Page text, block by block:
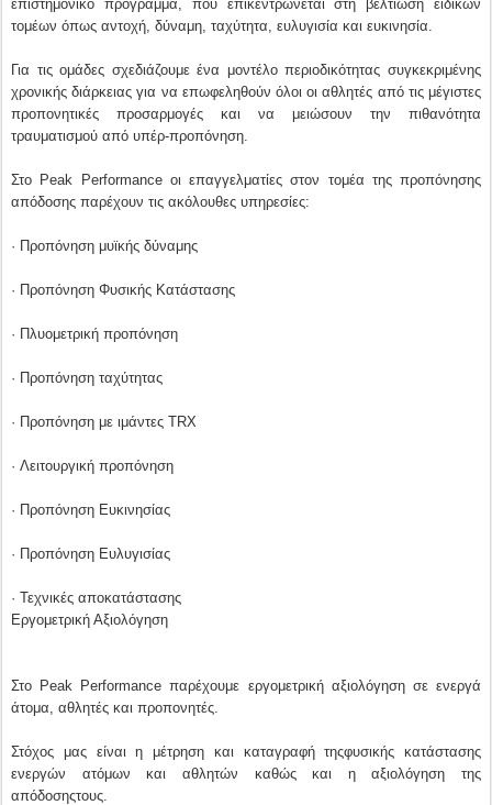
επιστημονικό πρόγραμμα, που επικεντρώνεται στη βελτίωση ειδικών
τομέων όπως αντοχή, δύναμη, ταχύτητα, ευλυγισία και ευκινησία.
Για τις ομάδες σχεδιάζουμε ένα μοντέλο περιοδικότητας συγκεκριμένης
χρονικής διάρκειας για να επωφεληθούν όλοι οι αθλητές από τις μέγιστες
προπονητικές προσαρμογές και να μειώσουν την πιθανότητα
τραυματισμού από υπέρ-προπόνηση.
Στο Peak Performance οι επαγγελματίες στον τομέα της προπόνησης
απόδοσης παρέχουν τις ακόλουθες υπηρεσίες:
· Προπόνηση μυϊκής δύναμης
· Προπόνηση Φυσικής Κατάστασης
· Πλυομετρική προπόνηση
· Προπόνηση ταχύτητας
· Προπόνηση με ιμάντες TRX
· Λειτουργική προπόνηση
· Προπόνηση Ευκινησίας
· Προπόνηση Ευλυγισίας
· Τεχνικές αποκατάστασης
Εργομετρική Αξιολόγηση
Στο Peak Performance παρέχουμε εργομετρική αξιολόγηση σε ενεργά
άτομα, αθλητές και προπονητές.
Στόχος μας είναι η μέτρηση και καταγραφή τηςφυσικής κατάστασης
ενεργών ατόμων και αθλητών καθώς και η αξιολόγηση της
απόδοσηςτους.